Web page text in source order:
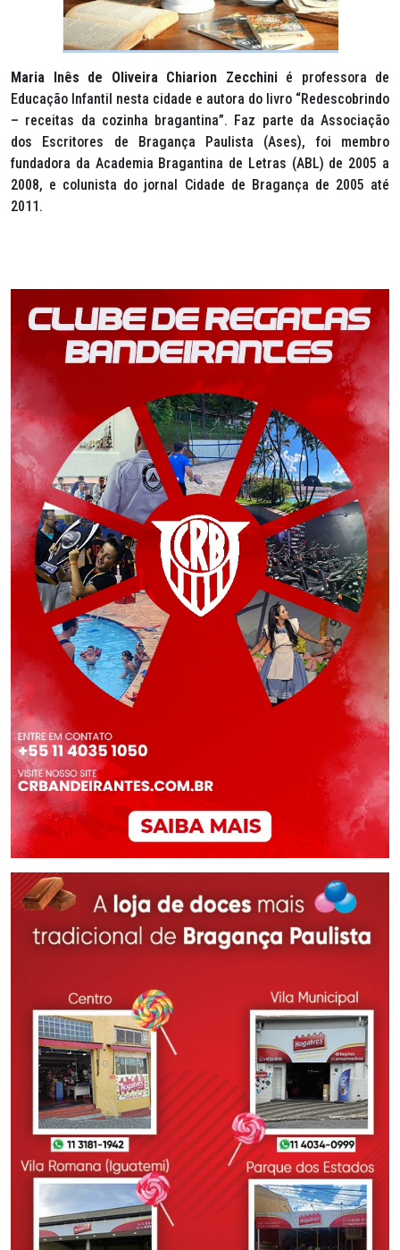
Maria Inês de Oliveira Chiarion Zecchinié professora de
Educação Infantil nesta cidade e autora do livro “Redescobrindo
– receitas da cozinha bragantina”. Faz parte da Associação
dos Escritores de Bragança Paulista (Ases), foi membro
fundadora da Academia Bragantina de Letras (ABL) de 2005 a
2008, e colunista do jornal Cidade de Bragança de 2005 até
2011.